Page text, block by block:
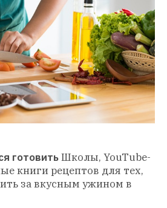
готовитьШколы, YouTube-
книги рецептов для тех,
за вкусным ужином в